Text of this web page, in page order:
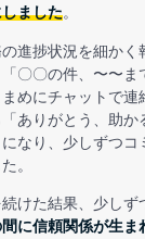
ました。
進捗状況を細かく
〇〇の件、〜〜ま
めにチャットで連
ありがとう、助か
なり、少しずつコ
。
けた結果、少しず
に信頼関係が生ま